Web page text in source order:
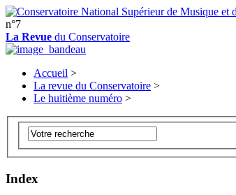
n°7
La Revue du Conservatoire
Accueil >
La revue du Conservatoire >
Le huitième numéro >
Index